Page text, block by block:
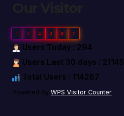
1 1 4 2 8 7
Users Today : 294
Users Last 30 days : 21145
Total Users : 114287
Powered By WPS Visitor Counter